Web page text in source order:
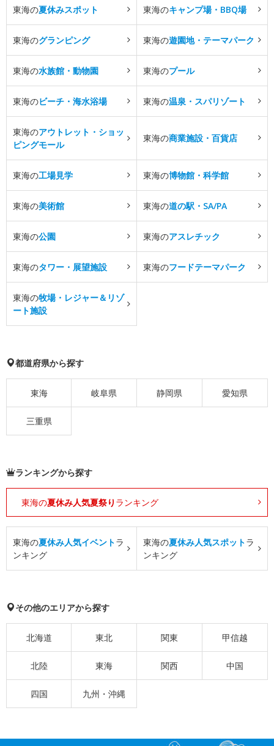
東海の夏休みスポット 東海のキャンプ場・BBQ場
東海のグランピング 東海の遊園地・テーマパーク
東海の水族館・動物園 東海のプール
東海のビーチ・海水浴場 東海の温泉・スパリゾート
東海のアウトレット・ショッ
ピングモール
東海の商業施設・百貨店
東海の工場見学 東海の博物館・科学館
東海の美術館 東海の道の駅・SA/PA
東海の公園 東海のアスレチック
東海のタワー・展望施設 東海のフードテーマパーク
東海の牧場・レジャー＆リゾ
ート施設
都道府県から探す
東海 岐阜県 静岡県 愛知県
三重県
ランキングから探す
東海の夏休み人気夏祭り ランキング
東海の夏休み人気イベントラ
ンキング
東海の夏休み人気スポットラ
ンキング
その他のエリアから探す
北海道 東北 関東 甲信越
北陸 東海 関西 中国
四国 九州・沖縄